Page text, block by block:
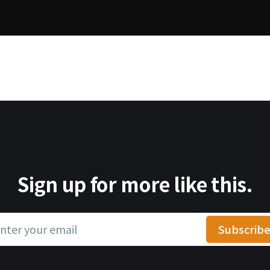
Sign up for more like this.
your email Subscribe